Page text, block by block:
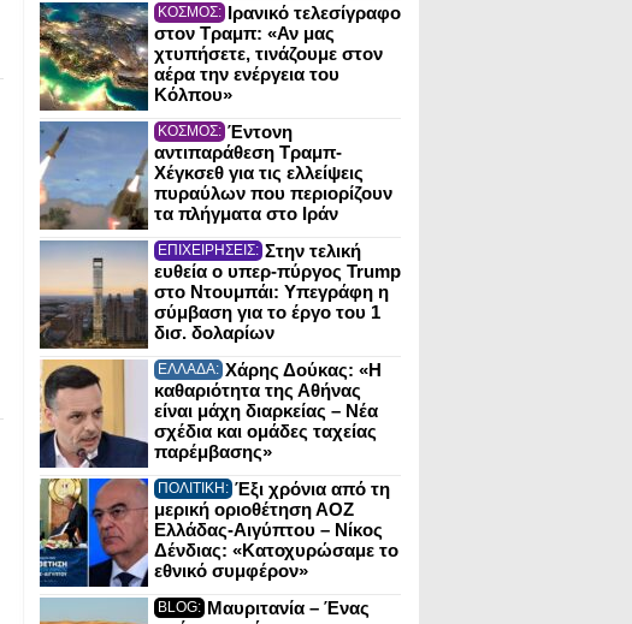
ΚΟΣΜΟΣ: Ιρανικό τελεσίγραφο
στον Τραμπ: «Αν μας
χτυπήσετε, τινάζουμε στον
αέρα την ενέργεια του
Κόλπου»
ΚΟΣΜΟΣ: Έντονη
αντιπαράθεση Τραμπ-
Χέγκσεθ για τις ελλείψεις
πυραύλων που περιορίζουν
τα πλήγματα στο Ιράν
ΕΠΙΧΕΙΡΗΣΕΙΣ: Στην τελική
ευθεία ο υπερ-πύργος Trump
στο Ντουμπάι: Υπεγράφη η
σύμβαση για το έργο του 1
δισ. δολαρίων
ΕΛΛΑΔΑ: Χάρης Δούκας: «Η
καθαριότητα της Αθήνας
είναι μάχη διαρκείας – Νέα
σχέδια και ομάδες ταχείας
παρέμβασης»
ΠΟΛΙΤΙΚΗ: Έξι χρόνια από τη
μερική οριοθέτηση ΑΟΖ
Ελλάδας-Αιγύπτου – Νίκος
Δένδιας: «Κατοχυρώσαμε το
εθνικό συμφέρον»
BLOG: Μαυριτανία – Ένας